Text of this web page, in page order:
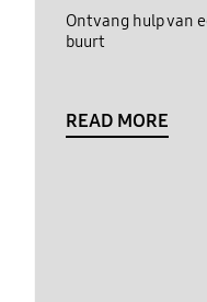
Ontvang hulp van
buurt
READ MORE